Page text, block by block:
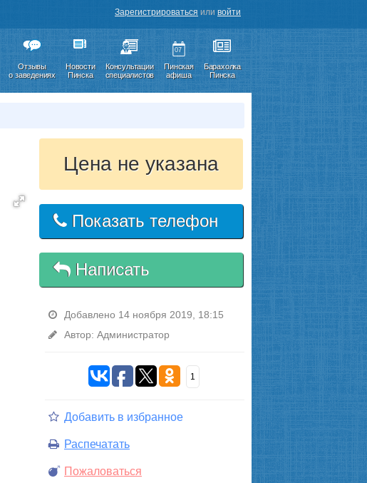
Зарегистрироваться или войти
Отзывы
о заведениях
Новости
Пинска
Консультации
специалистов
07
Пинская
афиша
Барахолка
Пинска
Цена не указана
Показать телефон
Написать
Добавлено 14 ноября 2019, 18:15
Автор: Администратор
1
Добавить в избранное
Распечатать
Пожаловаться